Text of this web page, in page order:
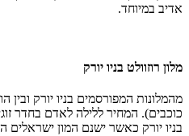
אדיב במיוחד.
מלון רוזוולט בניו יורק
מהמלונות המפורסמים בניו יורק
בניו יורק כאשר ישנם המון ישראלים